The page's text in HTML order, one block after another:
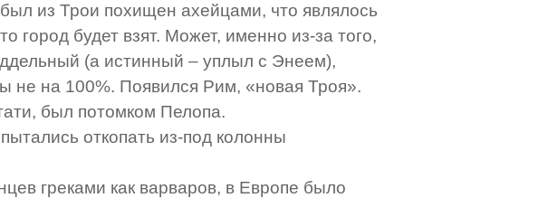
из Трои похищен ахейцами, что являлось
город будет взят. Может, именно из-за того,
(а истинный – уплыл с Энеем),
не на 100%. Появился Рим, «новая Троя».
был потомком Пелопа.
откопать из-под колонны
греками как варваров, в Европе было